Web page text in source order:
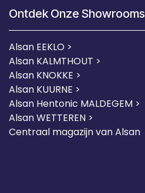
Ontdek Onze Showrooms
Alsan EEKLO >
Alsan KALMTHOUT >
Alsan KNOKKE >
Alsan KUURNE >
Alsan Hentonic MALDEGEM >
Alsan WETTEREN >
Centraal magazijn van Alsan